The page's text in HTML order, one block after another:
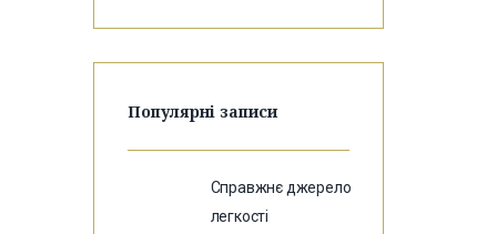
Популярні записи
Справжнє джерело
легкості